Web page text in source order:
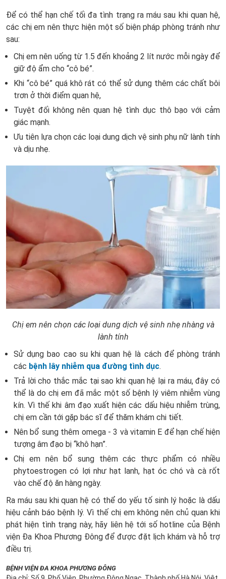
Để có thể hạn chế tối đa tình trạng ra máu sau khi quan hệ,
các chị em nên thực hiện một số biện pháp phòng tránh như
sau:
Chị em nên uống từ 1.5 đến khoảng 2 lít nước mỗi ngày để
giữ độ ẩm cho “cô bé”.
Khi “cô bé” quá khô rát có thể sử dụng thêm các chất bôi
trơn ở thời điểm quan hệ,
Tuyệt đối không nên quan hệ tình dục thô bạo với cảm
giác mạnh.
Ưu tiên lựa chọn các loại dung dịch vệ sinh phụ nữ lành tính
và dịu nhẹ.
Chị em nên chọn các loại dung dịch vệ sinh nhẹ nhàng và
lành tính
Sử dụng bao cao su khi quan hệ là cách để phòng tránh
các bệnh lây nhiễm qua đường tình dục.
Trả lời cho thắc mắc tại sao khi quan hệ lại ra máu, đây có
thể là do chị em đã mắc một số bệnh lý viêm nhiễm vùng
kín. Vì thế khi âm đạo xuất hiện các dấu hiệu nhiễm trùng,
chị em cần tới gặp bác sĩ để thăm khám chi tiết.
Nên bổ sung thêm omega - 3 và vitamin E để hạn chế hiện
tượng âm đạo bị “khô hạn”.
Chị em nên bổ sung thêm các thực phẩm có nhiều
phytoestrogen có lợi như hạt lanh, hạt óc chó và cà rốt
vào chế độ ăn hàng ngày.
Ra máu sau khi quan hệ có thể do yếu tố sinh lý hoặc là dấu
hiệu cảnh báo bệnh lý. Vì thế chị em không nên chủ quan khi
phát hiện tình trạng này, hãy liên hệ tới số hotline của Bệnh
viện Đa Khoa Phương Đông để được đặt lịch khám và hỗ trợ
điều trị.
BỆNH VIỆN ĐA KHOA PHƯƠNG ĐÔNG